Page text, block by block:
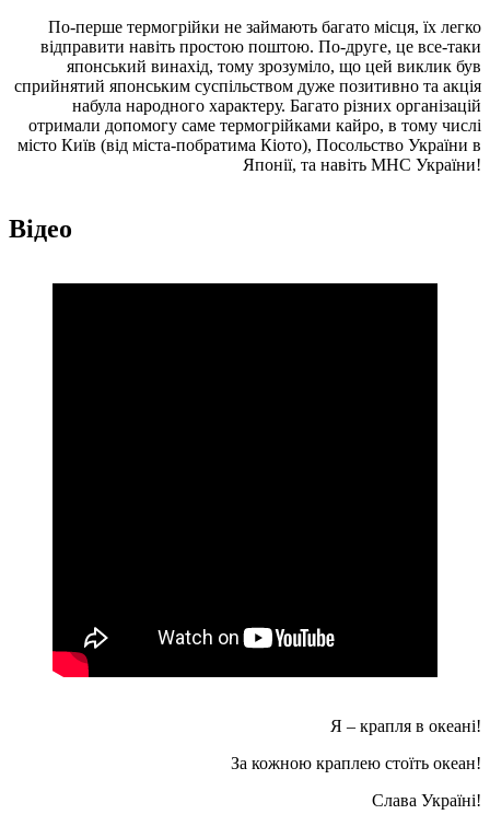
По-перше термогрійки не займають багато місця, їх легко
відправити навіть простою поштою. По-друге, це все-таки
японський винахід, тому зрозуміло, що цей виклик був
сприйнятий японським суспільством дуже позитивно та акція
набула народного характеру. Багато різних організацій
отримали допомогу саме термогрійками кайро, в тому числі
місто Київ (від міста-побратима Кіото), Посольство України в
Японії, та навіть МНС України!
Відео
Я – крапля в океані!
За кожною краплею стоїть океан!
Слава Україні!